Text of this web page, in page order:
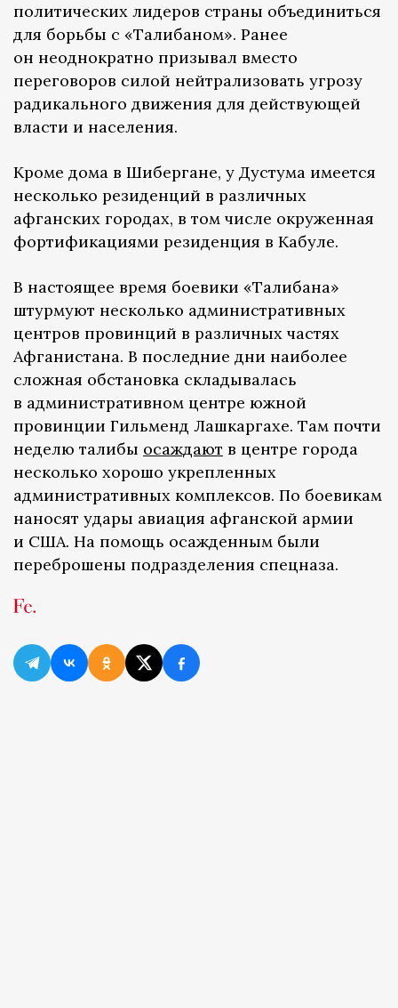
политических лидеров страны объединиться
для борьбы с «Талибаном». Ранее
он неоднократно призывал вместо
переговоров силой нейтрализовать угрозу
радикального движения для действующей
власти и населения.
Кроме дома в Шибергане, у Дустума имеется
несколько резиденций в различных
афганских городах, в том числе окруженная
фортификациями резиденция в Кабуле.
В настоящее время боевики «Талибана»
штурмуют несколько административных
центров провинций в различных частях
Афганистана. В последние дни наиболее
сложная обстановка складывалась
в административном центре южной
провинции Гильменд Лашкаргахе. Там почти
неделю талибы осаждают в центре города
несколько хорошо укрепленных
административных комплексов. По боевикам
наносят удары авиация афганской армии
и США. На помощь осажденным были
переброшены подразделения спецназа.